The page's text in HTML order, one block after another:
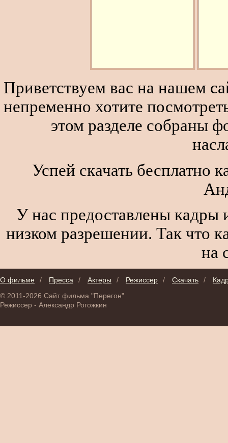
Приветствуем вас на нашем
непременно хотите
этом разделе собраны
Успей скачать бесплатно
У нас предоставлены кадры
низком разрешении. Так что
на
О фильме / Пресса / Актеры / Режиссер / Скачать /
© 2011-2026 Сайт фильма "Перегон"
Режиссер - Александр Рогожкин